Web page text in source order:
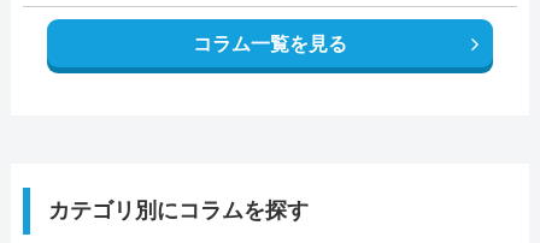
コラム一覧を見る
カテゴリ別にコラムを探す